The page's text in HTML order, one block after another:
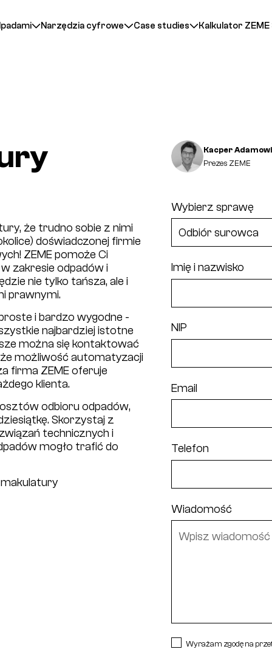
Narzędzia cyfrowe Case studies Kalkulator
że trudno sobie z nimi
doświadczonej firmie
ZEME pomoże Ci
zakresie odpadów i
nie tylko tańsza, ale i
prawnymi.
i bardzo wygodne -
najbardziej istotne
można się kontaktować
możliwość automatyzacji
firma ZEME oferuje
klienta.
odbioru odpadów,
Skorzystaj z
technicznych i
mogło trafić do
Kacper
Prezes ZEME
Wybierz sprawę
Imię i nazwisko
NIP
Email
Telefon
Wiadomość
Wyrażam zgodę na